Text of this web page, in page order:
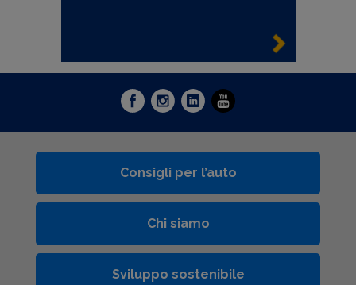
Consigli per l’auto
Chi siamo
Sviluppo sostenibile